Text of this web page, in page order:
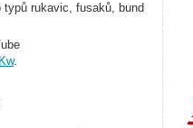
rukavic, fusaků, bund
.